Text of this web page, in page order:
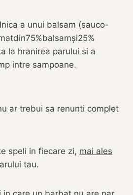
a unui balsam (sauco-
la hranirea parului si a
intre sampoane.
ar trebui sa renunti complet
speli in fiecare zi, mai ales
tau.